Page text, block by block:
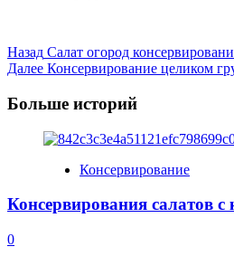
Post
Navigation
Назад Салат огород
Далее Консервирование целиком
Больше историй
Консервирование
Консервирования салатов с
0